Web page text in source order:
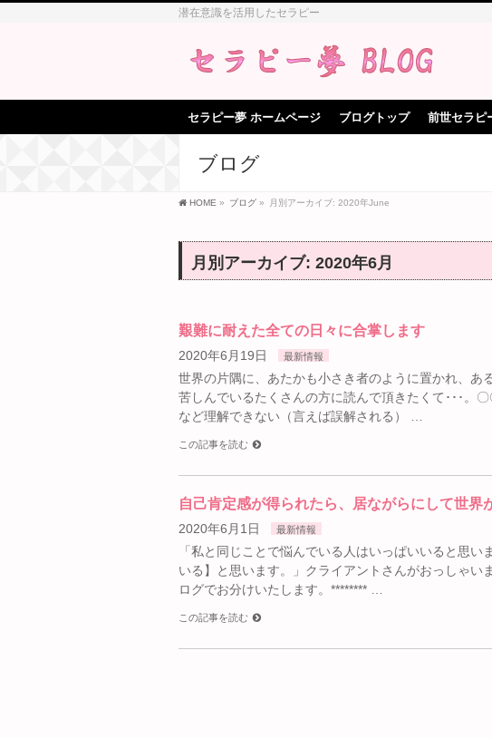
潜在意識を活用したセラピー
セラピー夢 ホームページ ブログトップ 前世セラピ
ブログ
HOME » ブログ » 月別アーカイブ: 2020年June
月別アーカイブ: 2020年6月
艱難に耐えた全ての日々に合掌します
2020年6月19日 最新情報
世界の片隅に、あたかも小さき者のように置かれ、あ
苦しんでいるたくさんの方に読んで頂きたくて･･･
など理解できない（言えば誤解される） …
この記事を読む
自己肯定感が得られたら、居ながらにして世界
2020年6月1日 最新情報
「私と同じことで悩んでいる人はいっぱいいると思
いる】と思います。」クライアントさんがおっしゃ
ログでお分けいたします。******** …
この記事を読む